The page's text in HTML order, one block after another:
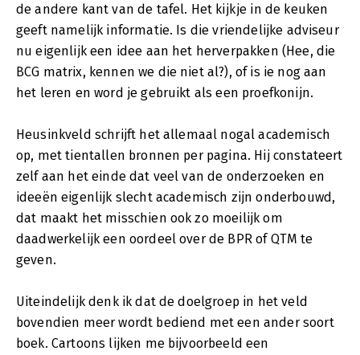
de andere kant van de tafel. Het kijkje in de keuken
geeft namelijk informatie. Is die vriendelijke adviseur
nu eigenlijk een idee aan het herverpakken (Hee, die
BCG matrix, kennen we die niet al?), of is ie nog aan
het leren en word je gebruikt als een proefkonijn.
Heusinkveld schrijft het allemaal nogal academisch
op, met tientallen bronnen per pagina. Hij constateert
zelf aan het einde dat veel van de onderzoeken en
ideeën eigenlijk slecht academisch zijn onderbouwd,
dat maakt het misschien ook zo moeilijk om
daadwerkelijk een oordeel over de BPR of QTM te
geven.
Uiteindelijk denk ik dat de doelgroep in het veld
bovendien meer wordt bediend met een ander soort
boek. Cartoons lijken me bijvoorbeeld een